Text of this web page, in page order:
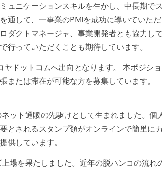
ュニケーションスキルを生かし、中長期で
通して、一事業のPMIを成功に導いていた
ダクトマネージャ、事業開発者とも協力し
っていただくことも期待しています。
ドットコムへ出向となります。 本ポジシ
たは滞在が可能な方を募集しています。
ット通販の先駆けとして生まれました。個
とされるスタンプ類がオンラインで簡単に
供しています。
場を果たしました。近年の脱ハンコの流れ